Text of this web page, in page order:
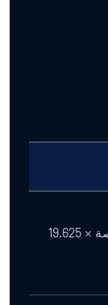
16.5 بوصة × 60.25 بوصة × 19.625